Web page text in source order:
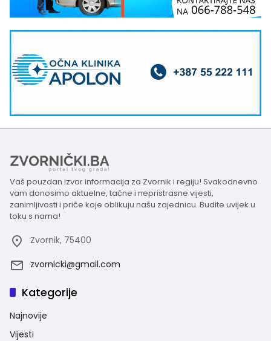
Vaš pouzdan izvor informacija za Zvornik i regiju! Svakodnevno
vam donosimo aktuelne, tačne i nepristrasne vijesti,
zanimljivosti i priče koje oblikuju našu zajednicu. Budite uvijek u
toku s nama!
Zvornik, 75400
zvornicki@gmail.com
Kategorije
Najnovije
Vijesti